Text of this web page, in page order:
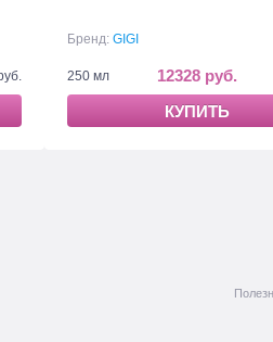
Бренд: GIGI
250 мл
12328 руб.
КУПИТЬ